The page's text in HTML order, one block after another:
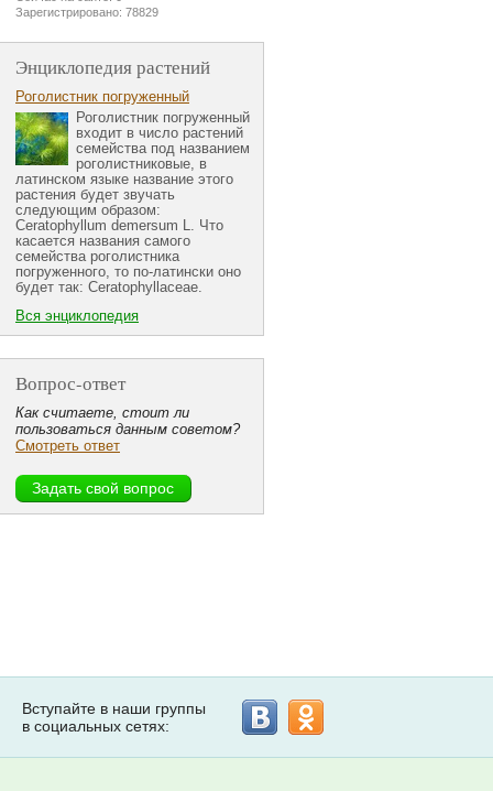
Зарегистрировано: 78829
Энциклопедия растений
Роголистник погруженный
Роголистник погруженный
входит в число растений
семейства под названием
роголистниковые, в
латинском языке название этого
растения будет звучать
следующим образом:
Ceratophyllum demersum L. Что
касается названия самого
семейства роголистника
погруженного, то по-латински оно
будет так: Ceratophyllaceae.
Вся энциклопедия
Вопрос-ответ
Как считаете, стоит ли
пользоваться данным советом?
Смотреть ответ
Вступайте в наши группы
в социальных сетях: